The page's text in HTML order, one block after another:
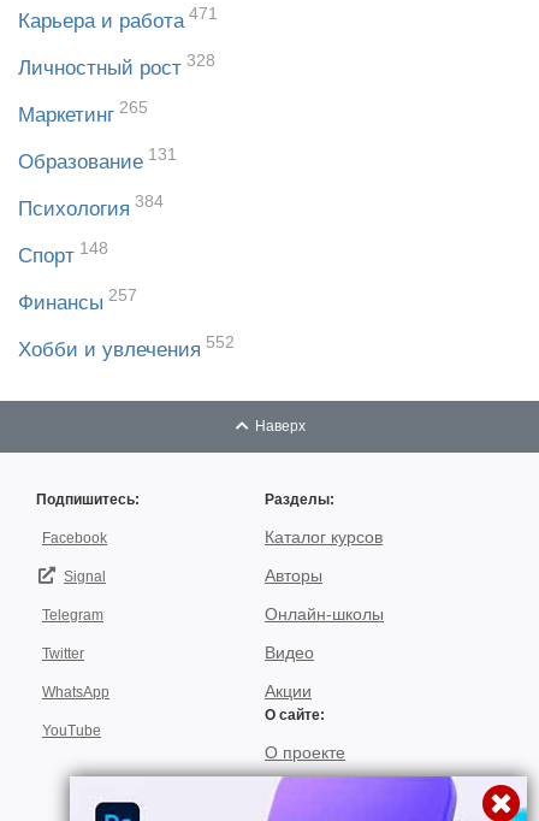
Карьера и работа 471
Личностный рост 328
Маркетинг 265
Образование 131
Психология 384
Спорт 148
Финансы 257
Хобби и увлечения 552
Наверх
Подпишитесь:
Facebook
Signal
Telegram
Twitter
WhatsApp
YouTube
Разделы:
Каталог курсов
Авторы
Онлайн-школы
Видео
Акции
О сайте:
О проекте
Для авторов